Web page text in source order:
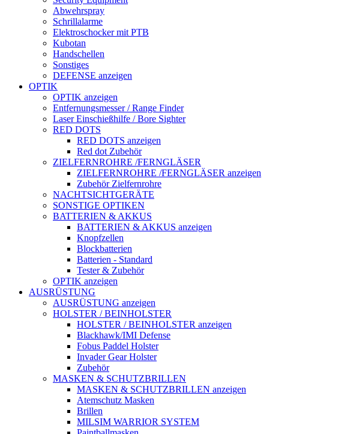
Abwehrspray
Schrillalarme
Elektroschocker mit PTB
Kubotan
Handschellen
Sonstiges
DEFENSE anzeigen
OPTIK
OPTIK anzeigen
Entfernungsmesser / Range Finder
Laser Einschießhilfe / Bore Sighter
RED DOTS
RED DOTS anzeigen
Red dot Zubehör
ZIELFERNROHRE /FERNGLÄSER
ZIELFERNROHRE /FERNGLÄSER anzeigen
Zubehör Zielfernrohre
NACHTSICHTGERÄTE
SONSTIGE OPTIKEN
BATTERIEN & AKKUS
BATTERIEN & AKKUS anzeigen
Knopfzellen
Blockbatterien
Batterien - Standard
Tester & Zubehör
OPTIK anzeigen
AUSRÜSTUNG
AUSRÜSTUNG anzeigen
HOLSTER / BEINHOLSTER
HOLSTER / BEINHOLSTER anzeigen
Blackhawk/IMI Defense
Fobus Paddel Holster
Invader Gear Holster
Zubehör
MASKEN & SCHUTZBRILLEN
MASKEN & SCHUTZBRILLEN anzeigen
Atemschutz Masken
Brillen
MILSIM WARRIOR SYSTEM